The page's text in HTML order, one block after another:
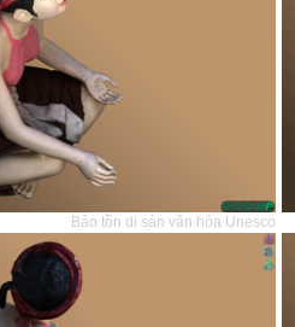
Bảo tồn di sản văn hóa Unesco